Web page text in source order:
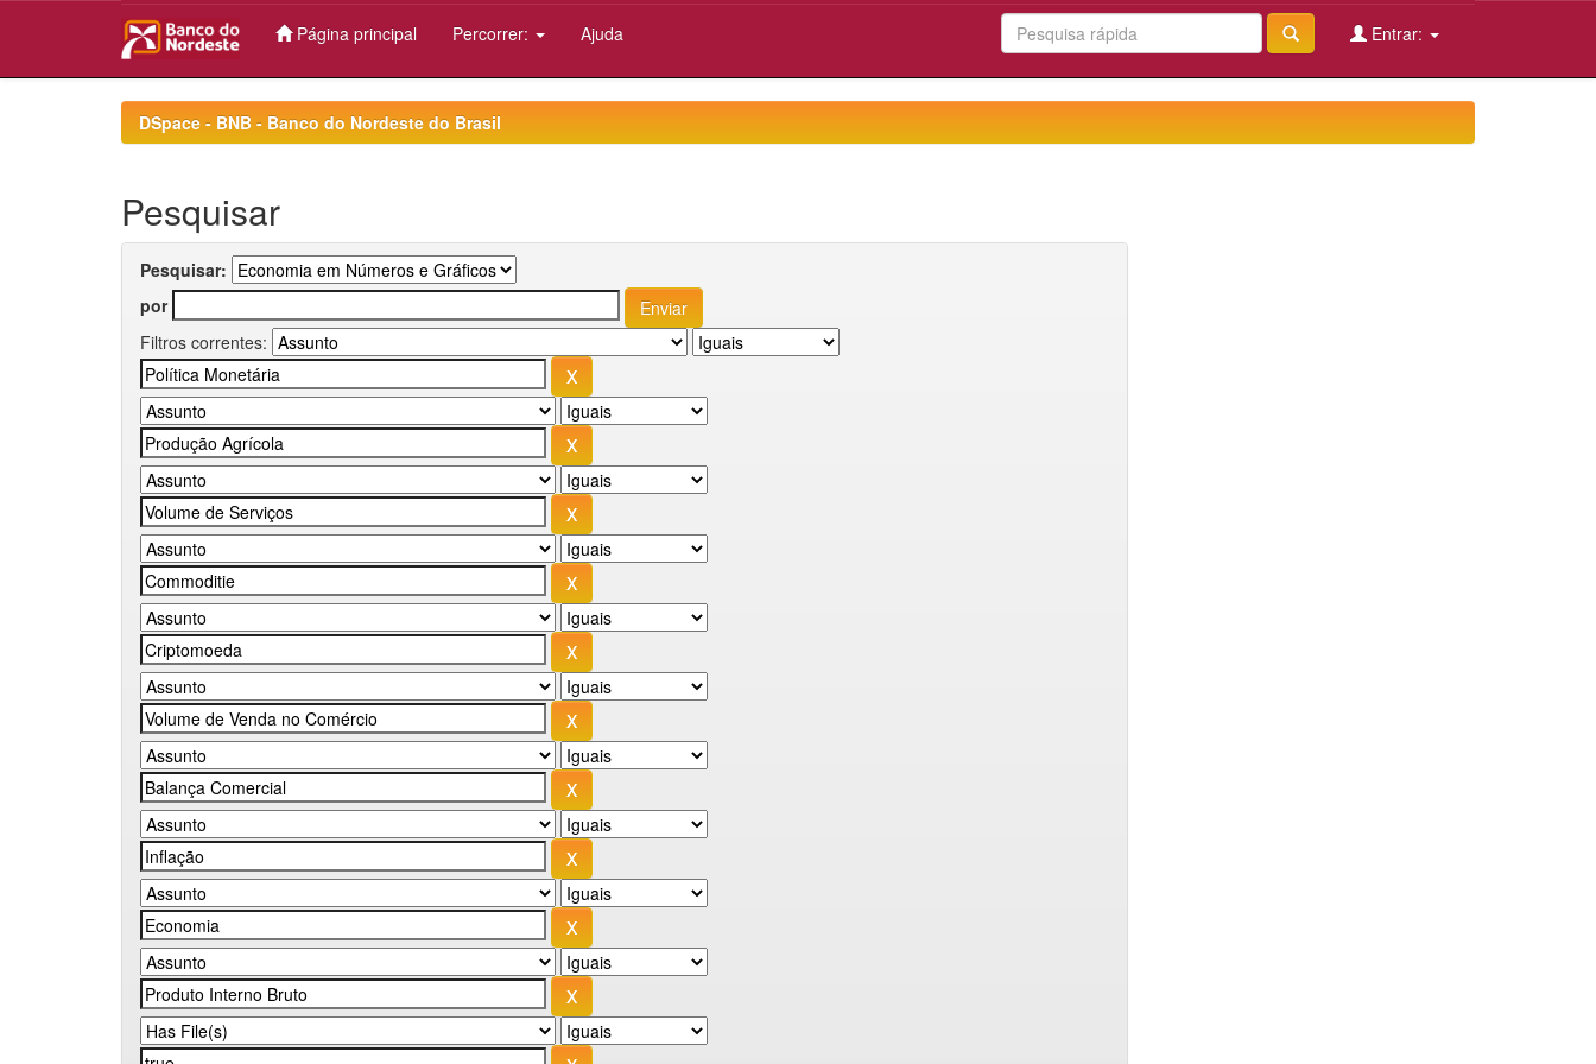
Página principal Percorrer: Ajuda Entrar:
DSpace - BNB - Banco do Nordeste do Brasil
Pesquisar
Pesquisar:
por
Filtros correntes: